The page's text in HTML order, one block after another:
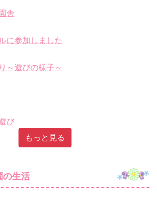
舎
に参加しました
～遊びの様子～
び
もっと見る
の生活